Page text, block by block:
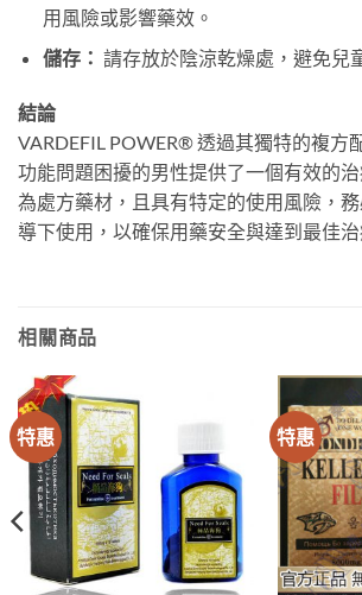
用風險或影響藥效。
儲存：​
請存放於陰涼乾燥處，避免兒
結論
VARDEFIL POWER® 透過其獨特的複方
功能問題困擾的男性提供了一個有效的
為處方藥材，且具有特定的使用風險，
導下使用，以確保用藥安全與達到最佳治
相關商品
特惠 特惠